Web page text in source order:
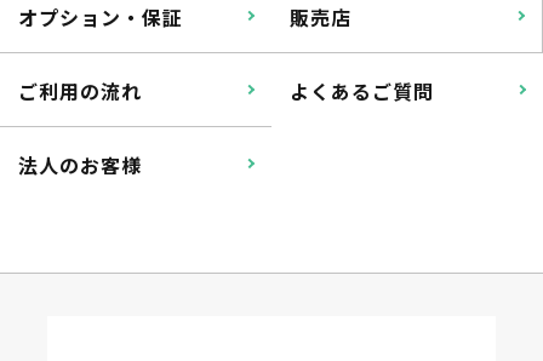
オプション・保証 販売店
ご利用の流れ よくあるご質問
法人のお客様